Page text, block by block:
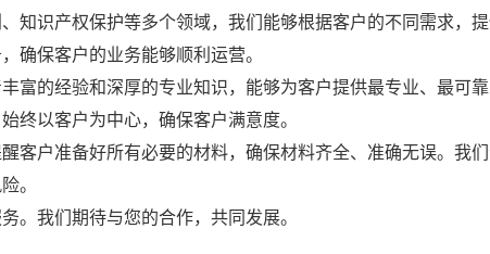
知识产权保护等多个领域，我们能够根据客户的不同需求，
确保客户的业务能够顺利运营。
富的经验和深厚的专业知识，能够为客户提供最专业、最可
终以客户为中心，确保客户满意度。
客户准备好所有必要的材料，确保材料齐全、准确无误。我
。
。我们期待与您的合作，共同发展。